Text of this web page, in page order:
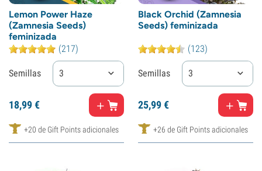
Lemon Power Haze
(Zamnesia Seeds)
feminizada
(217)
Semillas 3
18,99€
+20 de Gift Points adicionales
Black Orchid (Zamnesia
Seeds) feminizada
(123)
Semillas 3
25,99€
+26 de Gift Points adicionales